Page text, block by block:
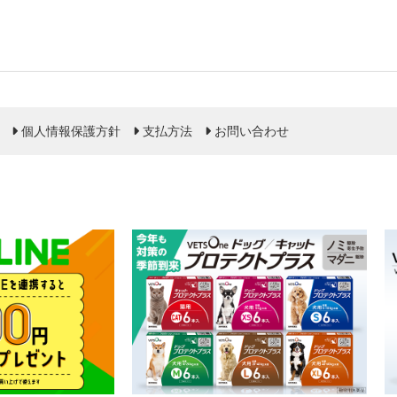
個人情報保護方針 支払方法 お問い合わせ